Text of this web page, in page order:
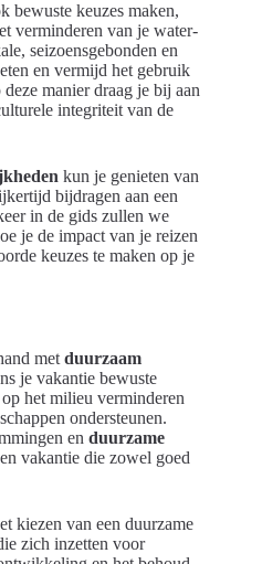
bewuste keuzes maken,
verminderen van je water-
seizoensgebonden en
en vermijd het gebruik
manier draag je bij aan
integriteit van de
kun je genieten van
bijdragen aan een
in de gids zullen we
je de impact van je reizen
keuzes te maken op je
met duurzaam
je vakantie bewuste
het milieu verminderen
ondersteunen.
en duurzame
vakantie die zowel goed
kiezen van een duurzame
zich inzetten voor